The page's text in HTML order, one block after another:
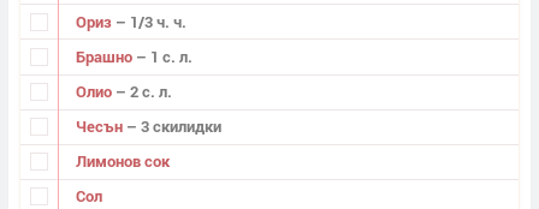
Ориз – 1/3 ч. ч.
Брашно – 1 с. л.
Олио – 2 с. л.
Чесън – 3 скилидки
Лимонов сок
Сол